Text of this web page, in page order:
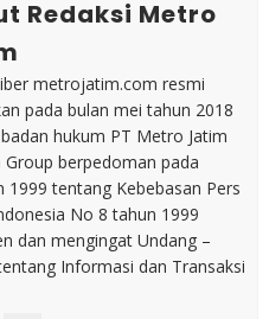
Redaksi Metro
metrojatim.com resmi
pada bulan mei tahun 2018
hukum PT Metro Jatim
Group berpedoman pada
tentang Kebebasan Pers
No 8 tahun 1999
dan mengingat Undang –
Informasi dan Transaksi